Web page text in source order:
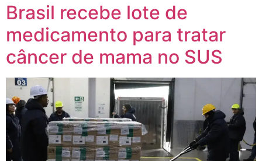
Brasil recebe lote de
medicamento para tratar
câncer de mama no SUS